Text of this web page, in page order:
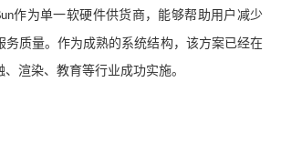
作为单一软硬件供货商，能够帮助用户减少
务质量。作为成熟的系统结构，该方案已经在
渲染、教育等行业成功实施。